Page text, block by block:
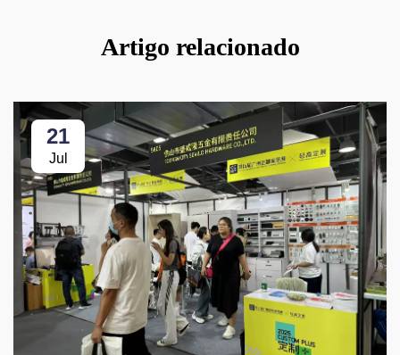
Artigo relacionado
21
Jul